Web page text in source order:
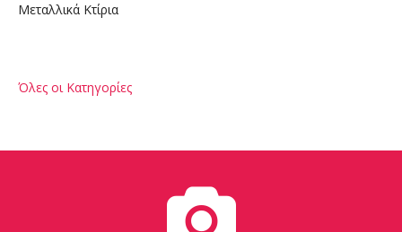
Μεταλλικά Κτίρια
Όλες οι Κατηγορίες